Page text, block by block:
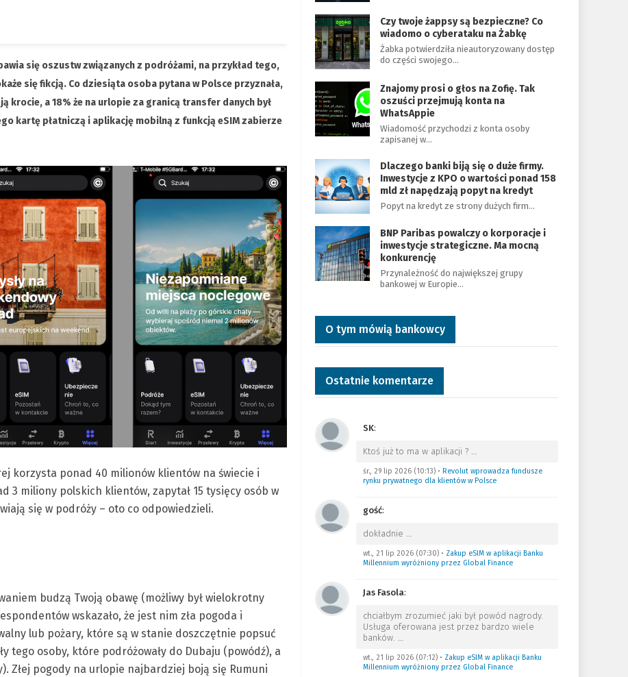
się oszustw związanych z podróżami, na przykład tego,
się fikcją. Co dziesiąta osoba pytana w Polsce przyznała,
krocie, a 18% że na urlopie za granicą transfer danych był
kartę płatniczą i aplikację mobilną z funkcją eSIM zabierze
korzysta ponad 40 milionów klientów na świecie i
3 miliony polskich klientów, zapytał 15 tysięcy osób w
się w podróży – oto co odpowiedzieli.
budzą Twoją obawę (możliwy był wielokrotny
wskazało, że jest nim zła pogoda i
lub pożary, które są w stanie doszczętnie popsuć
tego osoby, które podróżowały do Dubaju (powódź), a
Złej pogody na urlopie najbardziej boją się Rumuni
Czy twoje żappsy są bezpieczne? Co
wiadomo o cyberataku na Żabkę
Żabka potwierdziła nieautoryzowany dostęp
do części swojego…
Znajomy prosi o głos na Zofię. Tak
oszuści przejmują konta na
WhatsAppie
Wiadomość przychodzi z konta osoby
zapisanej w…
Dlaczego banki biją się o duże firmy.
Inwestycje z KPO o wartości ponad 158
mld zł napędzają popyt na kredyt
Popyt na kredyt ze strony dużych firm…
BNP Paribas powalczy o korporacje i
inwestycje strategiczne. Ma mocną
konkurencję
Przynależność do największej grupy
bankowej w Europie…
O tym mówią bankowcy
Ostatnie komentarze
SK:
Ktoś już to ma w aplikacji ? …
śr., 29 lip 2026 (10:13)• Revolut wprowadza fundusze
rynku prywatnego dla klientów w Polsce
gość:
dokładnie …
wt., 21 lip 2026 (07:30)• Zakup eSIM w aplikacji Banku
Millennium wyróżniony przez Global Finance
Jas Fasola:
chciałbym zrozumieć jaki był powód nagrody.
Usługa oferowana jest przez bardzo wiele
banków. …
wt., 21 lip 2026 (07:12)• Zakup eSIM w aplikacji Banku
Millennium wyróżniony przez Global Finance